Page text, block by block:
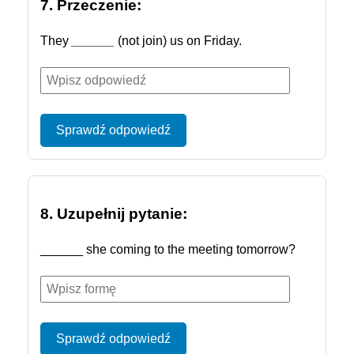
7. Przeczenie:
They (not join) us on Friday.
Sprawdź odpowiedź
8. Uzupełnij pytanie:
______ she coming to the meeting tomorrow?
Sprawdź odpowiedź